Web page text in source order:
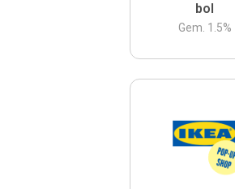
bol
Gem. 1.5%